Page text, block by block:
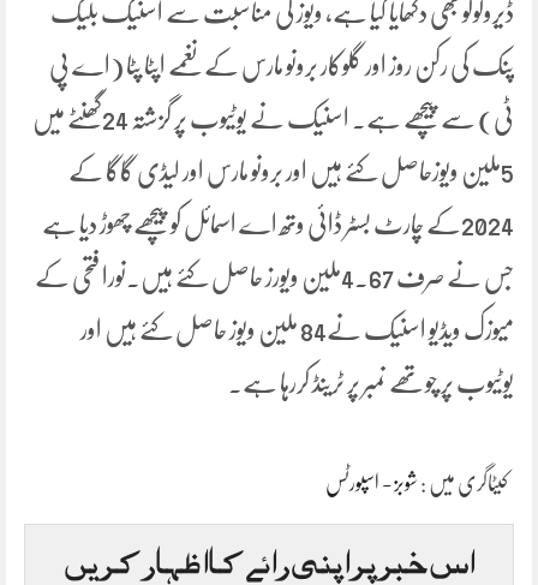
ڈیرولوکو بھی دکھایا گیا ہے، ویوز کی مناسبت سے اسنیک بلیک
پنک کی رکن روز اور گلوکار برونو مارس کے نغمے اپٹا پٹا (اے پی
ٹی) سے پیچھے ہے۔ اسنیک نے یوٹیوب پر گزشتہ 24گھنٹے میں
5ملین ویوزحاصل کئے ہیں اور برونو مارس اور لیڈی گاگا کے
2024کے چارٹ بسٹر ڈائی وتھ اے اسمائل کو پیچھے چھوڑ دیا ہے
جس نے صرف 4.67ملین ویورز حاصل کئے ہیں۔نورا فتحی کے
میوزک ویڈیو اسنیک نے84 ملین ویوز حاصل کئے ہیں اور
یوٹیوب پر چوتھے نمبر پر ٹرینڈ کررہا ہے۔
کیٹاگری میں : شوبز - اسپورٹس
اس خبر پر اپنی رائے کا اظہار کریں